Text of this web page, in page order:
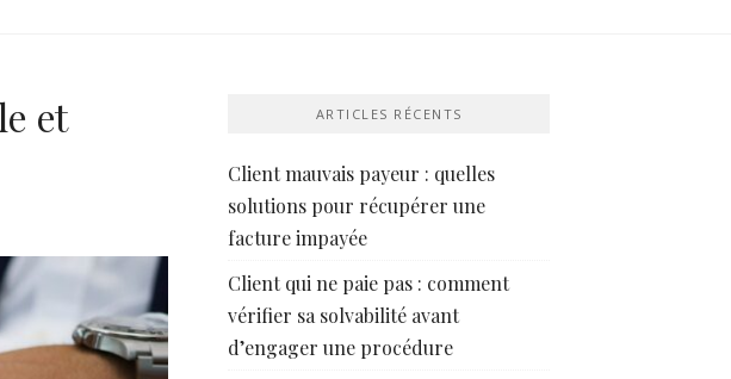
et
ARTICLES RÉCENTS
Client mauvais payeur : quelles
solutions pour récupérer une
facture impayée
Client qui ne paie pas : comment
vérifier sa solvabilité avant
d’engager une procédure